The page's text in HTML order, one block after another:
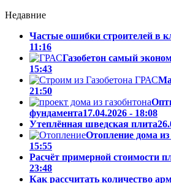
Недавние
Частые ошибки строителей в
11:16
Газобетон самый
15:43
21:50
фундамента17.04.2026 - 18:08
Утеплённая шведская плита
Отопление дома из
15:55
Расчёт примерной стоимости
23:48
Как рассчитать количество